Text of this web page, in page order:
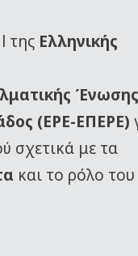
της Ελληνικής
Ένωσης
(ΕΡΕ-ΕΠΕΡΕ)
σχετικά με τα
και το ρόλο του